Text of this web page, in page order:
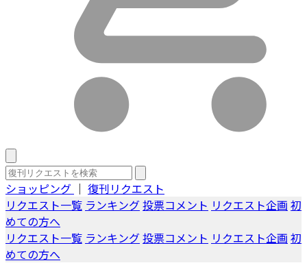
ショッピング ｜ 復刊リクエスト
リクエスト一覧 ランキング投票コメント リクエスト企画 初
めての方へ
リクエスト一覧 ランキング投票コメント リクエスト企画 初
めての方へ